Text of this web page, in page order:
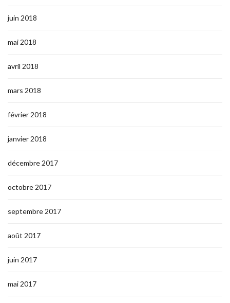
juin 2018
mai 2018
avril 2018
mars 2018
février 2018
janvier 2018
décembre 2017
octobre 2017
septembre 2017
août 2017
juin 2017
mai 2017